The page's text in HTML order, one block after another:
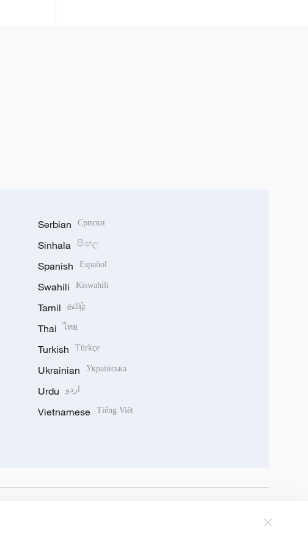
Serbian Српски
Sinhala සිංහල
Spanish Español
Swahili Kiswahili
Tamil தமிழ்
Thai ไทย
Turkish Türkçe
Ukrainian Українська
Urdu اردو
Vietnamese Tiếng Việt